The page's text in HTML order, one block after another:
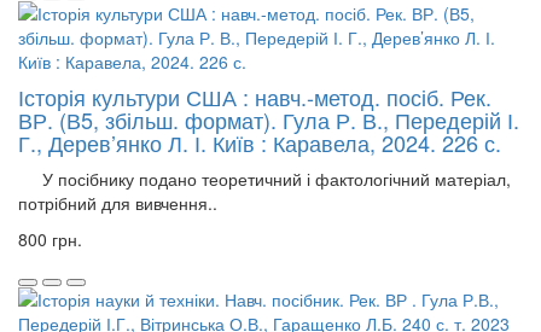
Історія культури США : навч.-метод. посіб. Рек.
ВР. (В5, збільш. формат). Гула Р. В., Передерій І.
Г., Дерев’янко Л. І. Київ : Каравела, 2024. 226 с.
У посібнику подано теоретичний і фактологічний матеріал,
потрібний для вивчення..
800 грн.